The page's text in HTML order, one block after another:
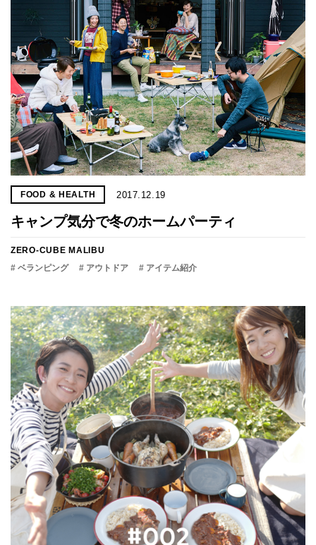
FOOD & HEALTH 2017.12.19
キャンプ気分で冬のホームパーティ
ZERO-CUBE MALIBU
# ベランピング
# アウトドア # アイテム紹介